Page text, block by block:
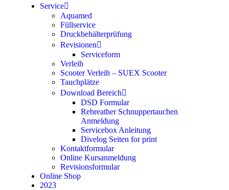
Service
Aquamed
Füllservice
Druckbehälterprüfung
Revisionen
Serviceform
Verleih
Scooter Verleih – SUEX Scooter
Tauchplätze
Download Bereich
DSD Formular
Rebreather Schnuppertauchen
Anmeldung
Servicebox Anleitung
Divelog Seiten for print
Kontaktformular
Online Kursanmeldung
Revisionsformular
Online Shop
2023